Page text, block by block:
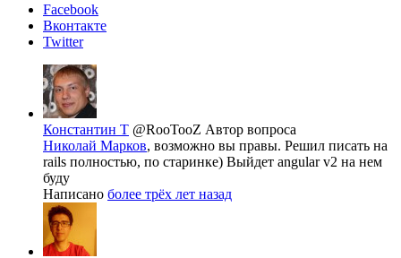
Facebook
Вконтакте
Twitter
Константин Т @RooTooZ Автор вопроса
Николай Марков, возможно вы правы. Решил писать на
rails полностью, по старинке) Выйдет angular v2 на нем
буду
Написано более трёх лет назад